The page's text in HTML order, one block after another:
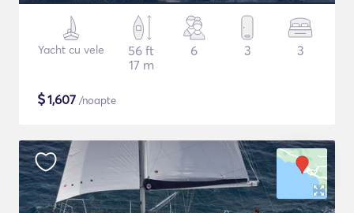
Yacht cu vele
56 ft
17 m
6 3 3
$1,607 /noapte